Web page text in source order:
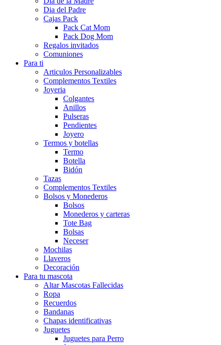
Dia del Padre
Cajas Pack
Pack Cat Mom
Pack Dog Mom
Regalos invitados
Comuniones
Para ti
Articulos Personalizables
Complementos Textiles
Joyeria
Colgantes
Anillos
Pulseras
Pendientes
Joyero
Termos y botellas
Termo
Botella
Bidón
Tazas
Complementos Textiles
Bolsos y Monederos
Bolsos
Monederos y carteras
Tote Bag
Bolsas
Neceser
Mochilas
Llaveros
Decoración
Para tu mascota
Altar Mascotas Fallecidas
Ropa
Recuerdos
Bandanas
Chapas identificativas
Juguetes
Juguetes para Perro